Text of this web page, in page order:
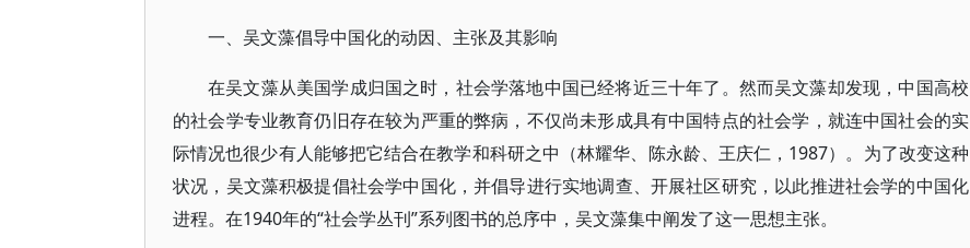
一、吴文藻倡导中国化的动因、主张及其影响
在吴文藻从美国学成归国之时，社会学落地中国已经将近三十年了。然而吴文藻却发现，中国高校
的社会学专业教育仍旧存在较为严重的弊病，不仅尚未形成具有中国特点的社会学，就连中国社会的实
际情况也很少有人能够把它结合在教学和科研之中（林耀华、陈永龄、王庆仁，1987）。为了改变这种
状况，吴文藻积极提倡社会学中国化，并倡导进行实地调查、开展社区研究，以此推进社会学的中国化
进程。在1940年的“社会学丛刊”系列图书的总序中，吴文藻集中阐发了这一思想主张。